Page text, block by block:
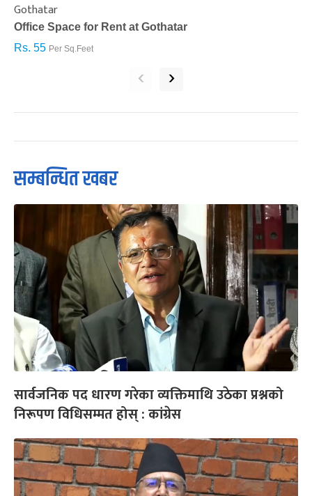
Gothatar
Office Space for Rent at Gothatar
Rs. 55 Per Sq.Feet
‹ ›
सम्बन्धित खबर
सार्वजनिक पद धारण गरेका व्यक्तिमाथि उठेका प्रश्नको
निरूपण विधिसम्मत होस् : कांग्रेस